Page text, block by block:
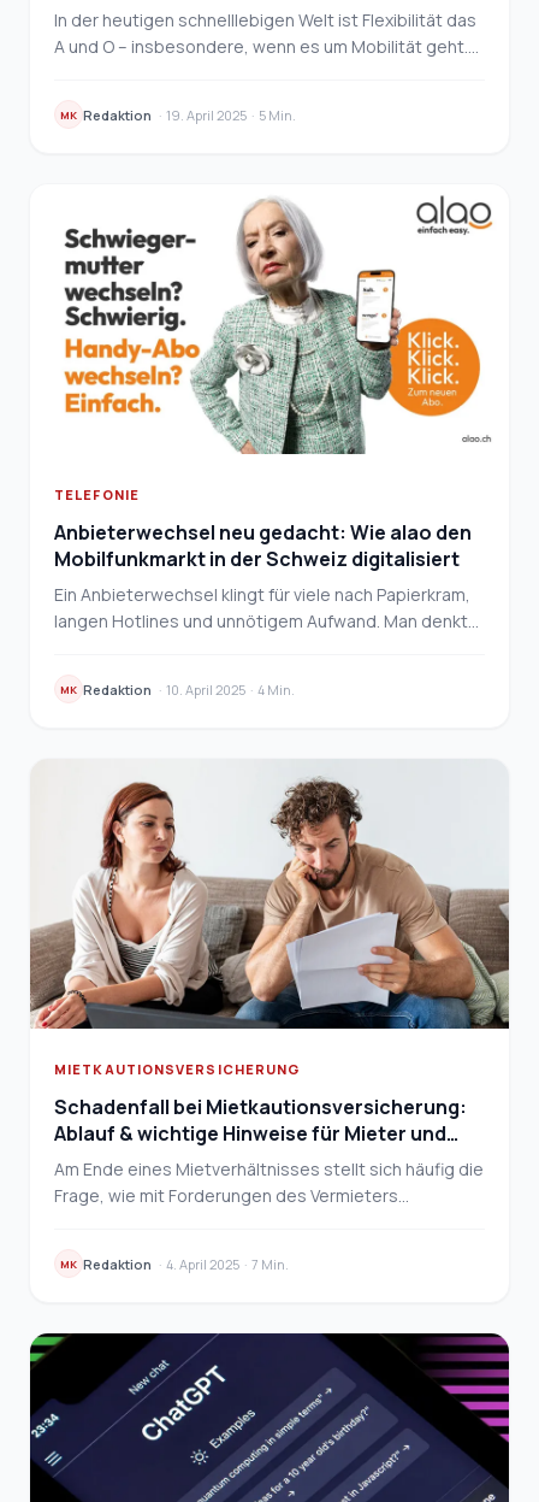
In der heutigen schnelllebigen Welt ist Flexibilität das
A und O – insbesondere, wenn es um Mobilität geht.
MK Redaktion · 19. April 2025 · 5 Min.
TELEFONIE
Anbieterwechsel neu gedacht: Wie alao den
Mobilfunkmarkt in der Schweiz digitalisiert
Ein Anbieterwechsel klingt für viele nach Papierkram,
langen Hotlines und unnötigem Aufwand. Man denkt
MK Redaktion · 10. April 2025 · 4 Min.
MIETKAUTIONSVERSICHERUNG
Schadenfall bei Mietkautionsversicherung:
Ablauf & wichtige Hinweise für Mieter und
Vermieter
Am Ende eines Mietverhältnisses stellt sich häufig die
Frage, wie mit Forderungen des Vermieters
oder…
MK Redaktion · 4. April 2025 · 7 Min.